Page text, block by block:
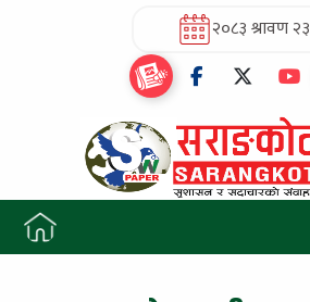
२०८३ श्रावण २३